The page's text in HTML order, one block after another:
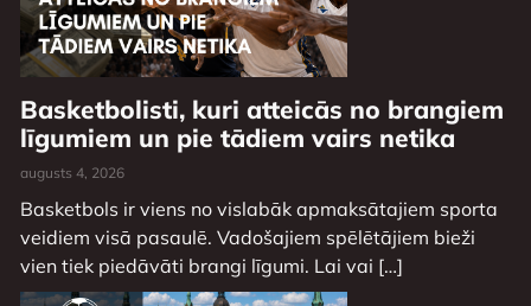
Basketbolisti, kuri atteicās no brangiem
līgumiem un pie tādiem vairs netika
augusts 4, 2026
Basketbols ir viens no vislabāk apmaksātajiem sporta
veidiem visā pasaulē. Vadošajiem spēlētājiem bieži
vien tiek piedāvāti brangi līgumi. Lai vai […]